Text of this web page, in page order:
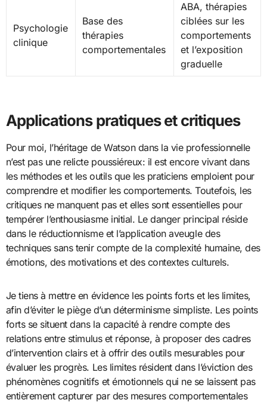
Psychologie
clinique
Base des
thérapies
comportementales
ABA, thérapies
ciblées sur les
comportements
et l’exposition
graduelle
Applications pratiques et critiques
Pour moi, l’héritage de Watson dans la vie professionnelle
n’est pas une relicte poussiéreux: il est encore vivant dans
les méthodes et les outils que les praticiens emploient pour
comprendre et modifier les comportements. Toutefois, les
critiques ne manquent pas et elles sont essentielles pour
tempérer l’enthousiasme initial. Le danger principal réside
dans le réductionnisme et l’application aveugle des
techniques sans tenir compte de la complexité humaine, des
émotions, des motivations et des contextes culturels.
Je tiens à mettre en évidence les points forts et les limites,
afin d’éviter le piège d’un déterminisme simpliste. Les points
forts se situent dans la capacité à rendre compte des
relations entre stimulus et réponse, à proposer des cadres
d’intervention clairs et à offrir des outils mesurables pour
évaluer les progrès. Les limites résident dans l’éviction des
phénomènes cognitifs et émotionnels qui ne se laissent pas
entièrement capturer par des mesures comportementales